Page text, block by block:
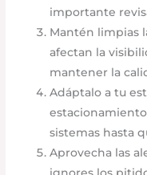
importante
Mantén limpias
afectan la
mantener la
Adáptalo a tu
sistemas hasta
Aprovecha las